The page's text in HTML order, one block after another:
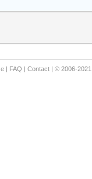
| FAQ | Contact | © 2006-